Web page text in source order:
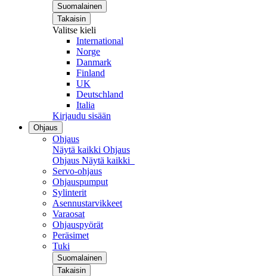
Suomalainen
Takaisin
Valitse kieli
International
Norge
Danmark
Finland
UK
Deutschland
Italia
Kirjaudu sisään
Ohjaus
Ohjaus
Näytä kaikki Ohjaus
Ohjaus Näytä kaikki
Servo-ohjaus
Ohjauspumput
Sylinterit
Asennustarvikkeet
Varaosat
Ohjauspyörät
Peräsimet
Tuki
Suomalainen
Takaisin